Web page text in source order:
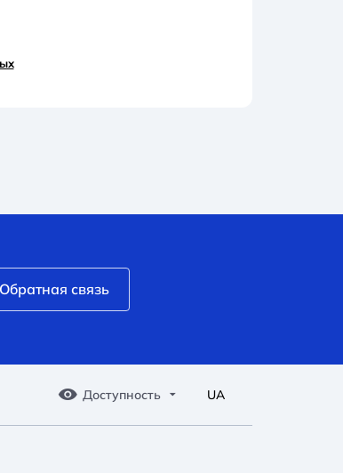
Обратная связь
Доступность UA